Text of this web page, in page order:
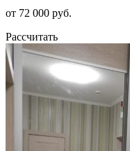
от 72 000 руб.
Рассчитать